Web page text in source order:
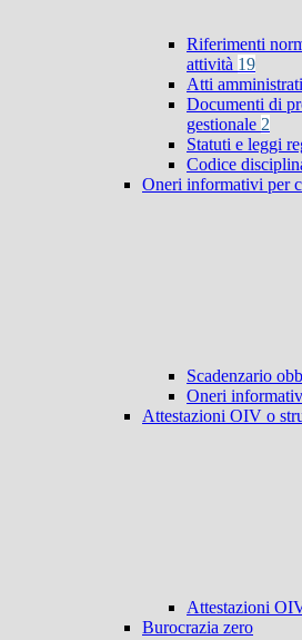
Riferimenti
attività 19
Atti
Documenti di
gestionale 2
Statuti e leggi
Codice
Oneri informativi per
Scadenzario
Oneri
Attestazioni OIV o
Attestazioni
Burocrazia zero